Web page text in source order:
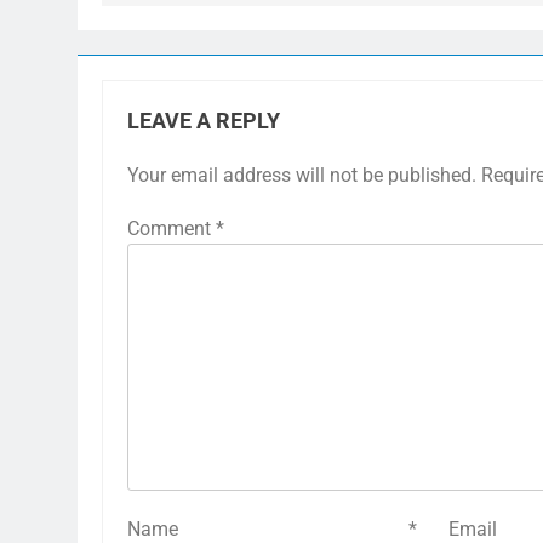
LEAVE A REPLY
Your email address will not be published.
Comment *
Name *